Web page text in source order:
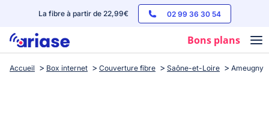
La fibre à partir de 22,99€ 02 99 36 30 54
Bons plans
Box internet
Accueil Box internet Couverture fibre Saône-et-Loire Ameugny